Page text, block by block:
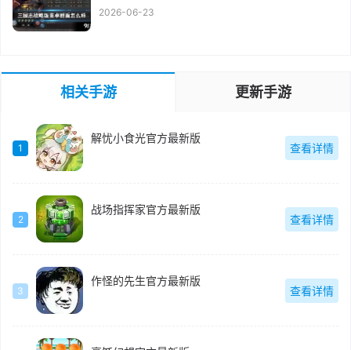
2026-06-23
相关手游 更新手游
1
解忧小食光官方最新版
查看详情
2
战场指挥家官方最新版
查看详情
3
作怪的先生官方最新版
查看详情